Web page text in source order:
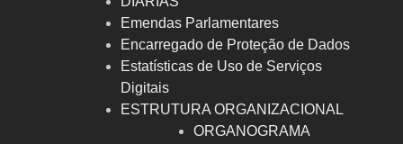
Emendas Parlamentares
Encarregado de Proteção de Dados
Estatísticas de Uso de Serviços
Digitais
ESTRUTURA ORGANIZACIONAL
ORGANOGRAMA